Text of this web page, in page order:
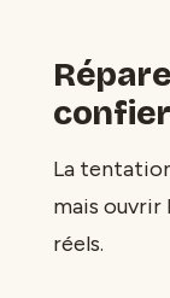
La
mais
réels.